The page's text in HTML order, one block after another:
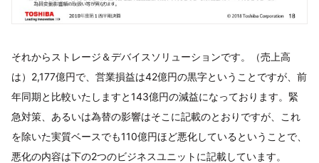
それからストレージ＆デバイスソリューションです。（売上高
は）2,177億円で、営業損益は42億円の黒字ということですが、前
年同期と比較いたしますと143億円の減益になっております。緊
急対策、あるいは為替の影響はそこに記載のとおりですが、これ
を除いた実質ベースでも110億円ほど悪化しているということで、
悪化の内容は下の2つのビジネスユニットに記載しています。